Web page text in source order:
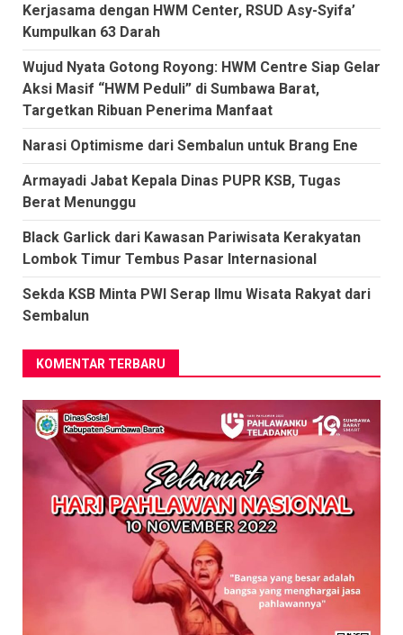
Kerjasama dengan HWM Center, RSUD Asy-Syifa’
Kumpulkan 63 Darah
Wujud Nyata Gotong Royong: HWM Centre Siap Gelar
Aksi Masif “HWM Peduli” di Sumbawa Barat,
Targetkan Ribuan Penerima Manfaat
Narasi Optimisme dari Sembalun untuk Brang Ene
Armayadi Jabat Kepala Dinas PUPR KSB, Tugas
Berat Menunggu
Black Garlick dari Kawasan Pariwisata Kerakyatan
Lombok Timur Tembus Pasar Internasional
Sekda KSB Minta PWI Serap Ilmu Wisata Rakyat dari
Sembalun
KOMENTAR TERBARU